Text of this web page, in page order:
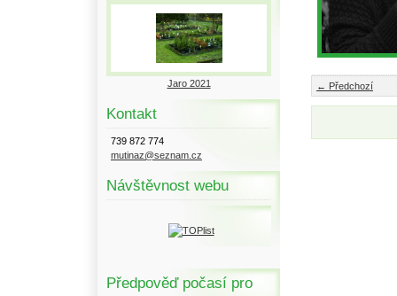
Jaro 2021
Kontakt
739 872 774
mutinaz@seznam.cz
Návštěvnost webu
Předpověď počasí pro
← Předchozí